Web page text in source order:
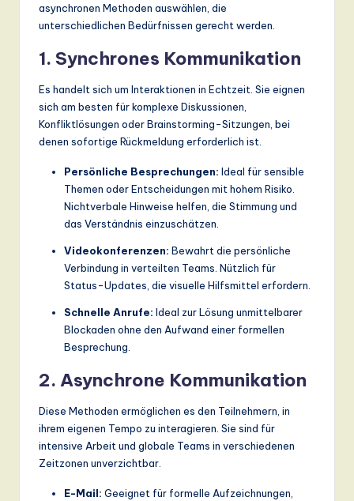
asynchronen Methoden auswählen, die
unterschiedlichen Bedürfnissen gerecht werden.
1. Synchrones Kommunikation
Es handelt sich um Interaktionen in Echtzeit. Sie eignen
sich am besten für komplexe Diskussionen,
Konfliktlösungen oder Brainstorming-Sitzungen, bei
denen sofortige Rückmeldung erforderlich ist.
Persönliche Besprechungen: Ideal für sensible
Themen oder Entscheidungen mit hohem Risiko.
Nichtverbale Hinweise helfen, die Stimmung und
das Verständnis einzuschätzen.
Videokonferenzen: Bewahrt die persönliche
Verbindung in verteilten Teams. Nützlich für
Status-Updates, die visuelle Hilfsmittel erfordern.
Schnelle Anrufe: Ideal zur Lösung unmittelbarer
Blockaden ohne den Aufwand einer formellen
Besprechung.
2. Asynchrone Kommunikation
Diese Methoden ermöglichen es den Teilnehmern, in
ihrem eigenen Tempo zu interagieren. Sie sind für
intensive Arbeit und globale Teams in verschiedenen
Zeitzonen unverzichtbar.
E-Mail: Geeignet für formelle Aufzeichnungen,